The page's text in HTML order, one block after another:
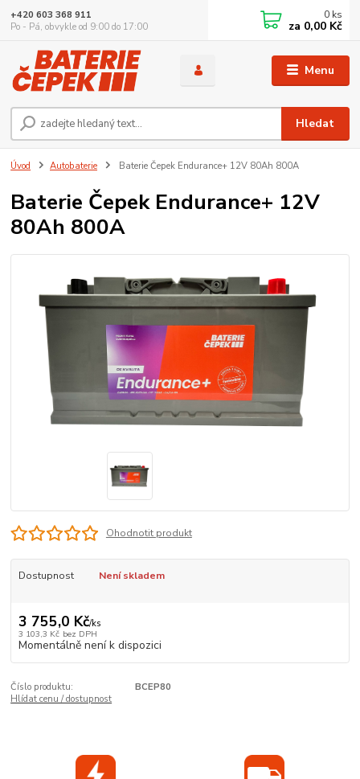
Menu
Hledat
+420 603 368 911
Po - Pá, obvykle od 9:00 do 17:00
0 ks
za 0,00 Kč
Úvod Autobaterie Baterie Čepek Endurance+ 12V 80Ah 800A
Baterie Čepek Endurance+ 12V
80Ah 800A
Ohodnotit produkt
Dostupnost Není skladem
3 755,0 Kč/ks
3 103,3 Kč bez DPH
Momentálně není k dispozici
Číslo produktu:
BCEP80
Hlídat cenu / dostupnost